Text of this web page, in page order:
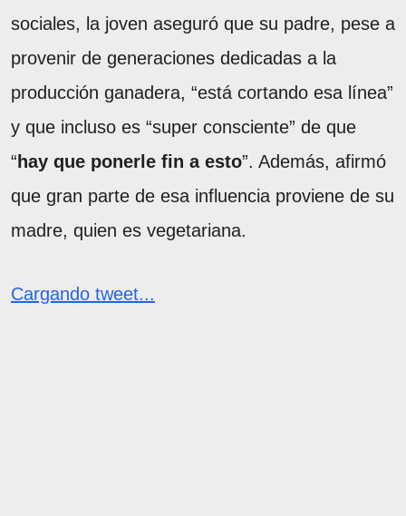
sociales, la joven aseguró que su padre, pese a
provenir de generaciones dedicadas a la
producción ganadera, “está cortando esa línea”
y que incluso es “super consciente” de que
“ hay que ponerle fin a esto”. Además, afirmó
que gran parte de esa influencia proviene de su
madre, quien es vegetariana.
Cargando tweet...